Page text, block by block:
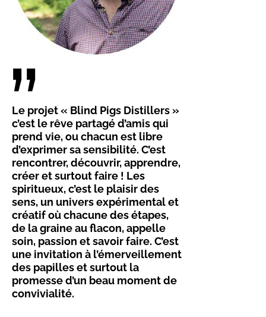
Le projet « Blind Pigs Distillers »
c’est le rêve partagé d’amis qui
prend vie, ou chacun est libre
d’exprimer sa sensibilité. C’est
rencontrer, découvrir, apprendre,
créer et surtout faire ! Les
spiritueux, c’est le plaisir des
sens, un univers expérimental et
créatif où chacune des étapes,
de la graine au flacon, appelle
soin, passion et savoir faire. C’est
une invitation à l’émerveillement
des papilles et surtout la
promesse d’un beau moment de
convivialité.